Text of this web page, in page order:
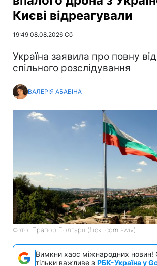
Києві відреагували
19:49 08.08.2026 Сб
Україна заявила про повну
спільного розслідування
ВАЛЕРІЯ АБАБІНА
Фото: Прапор Болгарії (flickr com swiv)
Вимкни хаос міжнародних
тільки важливе з РБК-Україна у